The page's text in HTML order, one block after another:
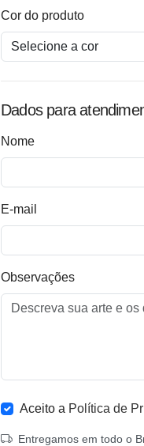
Cor do produto
Dados para
Nome
E-mail
Observações
Aceito a Política de
Entregamos em todo o